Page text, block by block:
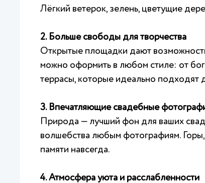
Лёгкий ветерок, зелень, цветущие
2. Больше свободы для творчества
Открытые площадки дают
можно оформить в любом стиле: от
террасы, которые идеально подходят
3. Впечатляющие свадебные
Природа — лучший фон для ваших
волшебства любым фотографиям.
памяти навсегда.
4. Атмосфера уюта и расслабленности